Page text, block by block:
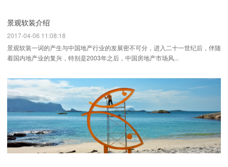
景观软装介绍
2017-04-06 11:08:18
景观软装一词的产生与中国地产行业的发展密不可分，进入二十一世纪后，伴随
着国内地产业的复兴，特别是2003年之后，中国房地产市场风...